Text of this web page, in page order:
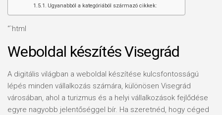
Ugyanabból a kategóriából származó cikkek:
“`html
Weboldal készítés Visegrád
A digitális világban a weboldal készítése kulcsfontosságú
lépés minden vállalkozás számára, különösen Visegrád
városában, ahol a turizmus és a helyi vállalkozások fejlődése
egyre nagyobb jelentőséggel bír. Ha szeretnéd, hogy céged